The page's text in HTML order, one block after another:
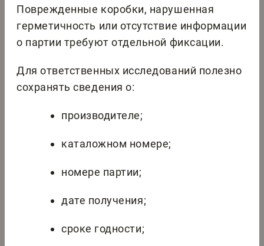
Поврежденные коробки, нарушенная
герметичность или отсутствие информации
о партии требуют отдельной фиксации.
Для ответственных исследований полезно
сохранять сведения о:
производителе;
каталожном номере;
номере партии;
дате получения;
сроке годности;